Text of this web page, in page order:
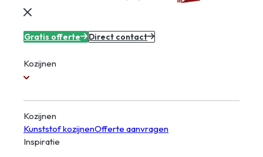
Gratis offerte Direct contact
Kozijnen
Kozijnen
Kunststof kozijnenOfferte aanvragen
Inspiratie